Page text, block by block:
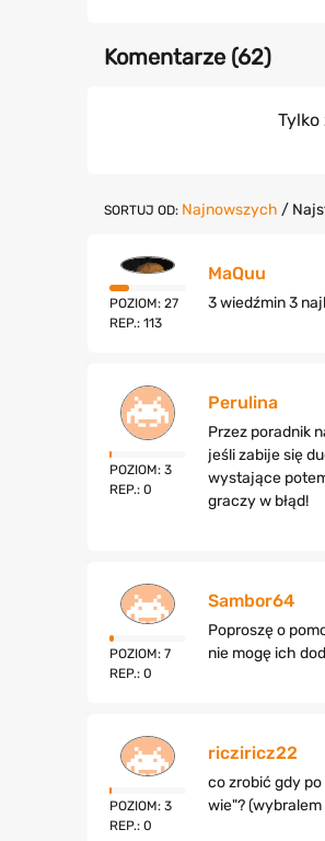
Komentarze (62)
SORTUJ OD: Najnowszych /
POZIOM: 27
REP.: 113
MaQuu
3 wiedźmin 3
POZIOM: 3
REP.: 0
Perulina
Przez poradnik
jeśli zabije się
wystające
graczy w błąd!
POZIOM: 7
REP.: 0
Sambor64
Poproszę o
nie mogę ich
POZIOM: 3
REP.: 0
ricziricz22
co zrobić gdy po
wie"?